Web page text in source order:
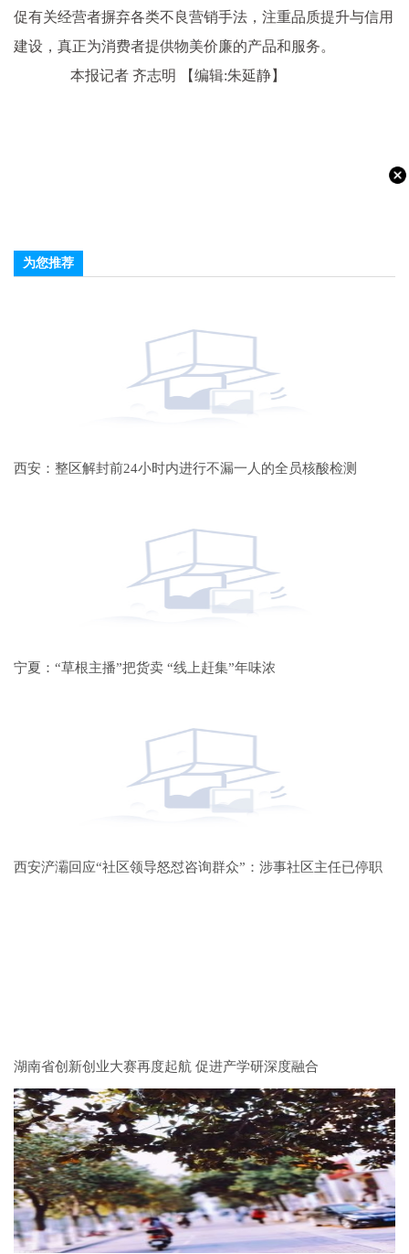
促有关经营者摒弃各类不良营销手法，注重品质提升与信用
建设，真正为消费者提供物美价廉的产品和服务。
本报记者 齐志明
【编辑:朱延静】
为您推荐
西安：整区解封前24小时内进行不漏一人的全员核酸检测
宁夏：“草根主播”把货卖 “线上赶集”年味浓
西安浐灞回应“社区领导怒怼咨询群众”：涉事社区主任已停职
湖南省创新创业大赛再度起航 促进产学研深度融合